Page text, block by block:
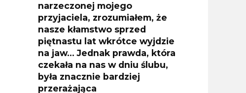
narzeczonej mojego
przyjaciela, zrozumiałem, że
nasze kłamstwo sprzed
piętnastu lat wkrótce wyjdzie
na jaw… Jednak prawda, która
czekała na nas w dniu ślubu,
była znacznie bardziej
przerażająca